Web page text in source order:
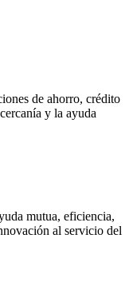
de ahorro, crédito
y la ayuda
mutua, eficiencia,
al servicio del